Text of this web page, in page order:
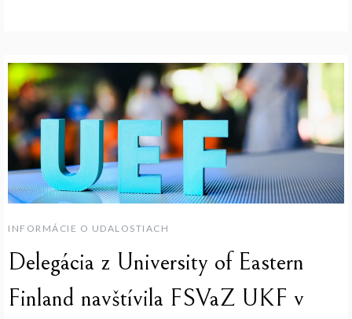
INFORMÁCIE O UDALOSTIACH
Delegácia z University of Eastern
Finland navštívila FSVaZ UKF v